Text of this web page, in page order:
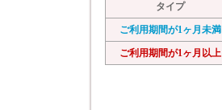
タイプ
ご利用期間が1ヶ月未満
ご利用期間が1ヶ月以上